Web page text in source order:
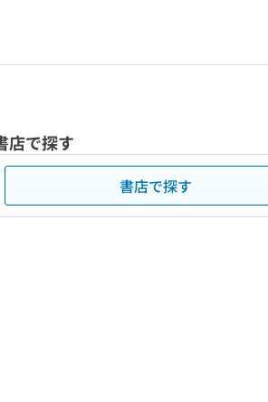
店で探す
書店で探す